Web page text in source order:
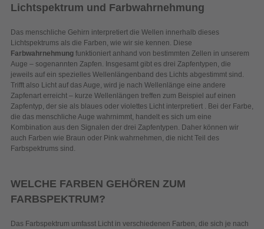
Lichtspektrum und Farbwahrnehmung
Das menschliche Gehirn interpretiert die Wellen innerhalb dieses
Lichtspektrums als die Farben, wie wir sie kennen. Diese
Farbwahrnehmung funktioniert anhand von bestimmten Zellen in unserem
Auge – sogenannten Zapfen. Insgesamt gibt es drei Zapfentypen, die
jeweils auf ein spezielles Wellenlängenband des Lichts abgestimmt sind.
Trifft also Licht auf das Auge, wird je nach Wellenlänge eine andere
Zapfenart erreicht – kurze Wellenlängen treffen zum Beispiel auf einen
Zapfentyp, der sie als blaues oder violettes Licht interpretiert . Bei der Farbe,
die das menschliche Auge wahrnimmt, handelt es sich um eine
Kombination aus den Signalen der drei Zapfentypen. Daher können wir
auch Farben wie Braun oder Pink wahrnehmen, die nicht Teil des
Farbspektrums sind.
WELCHE FARBEN GEHÖREN ZUM
FARBSPEKTRUM?
Das Farbspektrum umfasst Licht in verschiedenen Farben, die sich je nach